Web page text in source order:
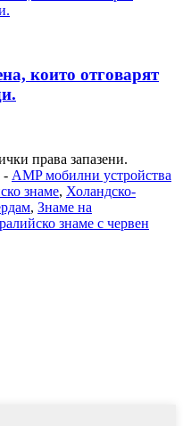
които отговарят
права запазени.
- AMP мобилни устройства
знаме, Холандско-
, Знаме на
знаме с червен